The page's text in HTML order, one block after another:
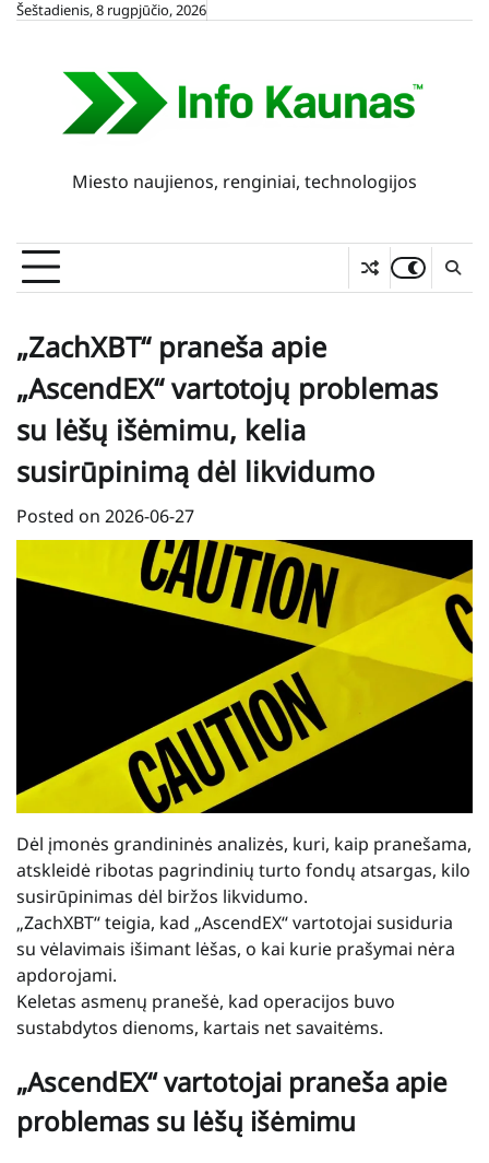
SkipŠeštadienis, 8 rugpjūčio, 2026
Miesto naujienos, renginiai, technologijos
„ZachXBT“ praneša apie
„AscendEX“ vartotojų problemas
su lėšų išėmimu, kelia
susirūpinimą dėl likvidumo
Posted on 2026-06-27
Dėl įmonės grandininės analizės, kuri, kaip pranešama,
atskleidė ribotas pagrindinių turto fondų atsargas, kilo
susirūpinimas dėl biržos likvidumo.
„ZachXBT“ teigia, kad „AscendEX“ vartotojai susiduria
su vėlavimais išimant lėšas, o kai kurie prašymai nėra
apdorojami.
Keletas asmenų pranešė, kad operacijos buvo
sustabdytos dienoms, kartais net savaitėms.
„AscendEX“ vartotojai praneša apie
problemas su lėšų išėmimu